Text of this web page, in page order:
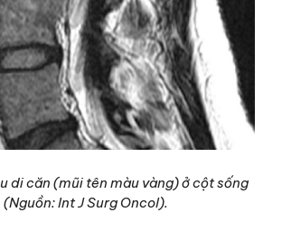
di căn (mũi tên màu vàng) ở cột sống
Int J Surg Oncol).